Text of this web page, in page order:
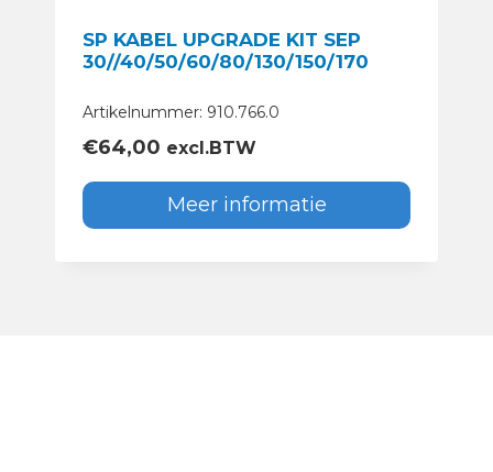
SP KABEL UPGRADE KIT SEP
30//40/50/60/80/130/150/170
Artikelnummer: 910.766.0
€64,00 excl.BTW
Meer informatie